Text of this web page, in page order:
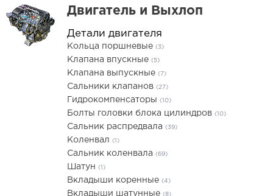
Двигатель и Выхлоп
Детали двигателя
Кольца поршневые (3)
Клапана впускные (5)
Клапана выпускные (7)
Сальники клапанов (27)
Гидрокомпенсаторы (10)
Болты головки блока цилиндров (10)
Сальник распредвала (39)
Коленвал (1)
Сальник коленвала (69)
Шатун (1)
Вкладыши коренные (4)
Вкладыши шатунные (8)